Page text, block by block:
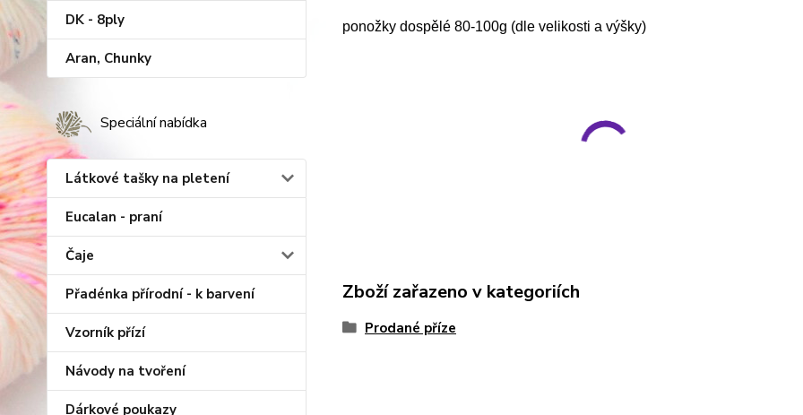
DK - 8ply
Aran, Chunky
Speciální nabídka
Látkové tašky na pletení
Eucalan - praní
Čaje
Přadénka přírodní - k barvení
Vzorník přízí
Návody na tvoření
Dárkové poukazy
ponožky dospělé 80-100g (dle velikosti a výšky)
Zboží zařazeno v kategoriích
Prodané příze